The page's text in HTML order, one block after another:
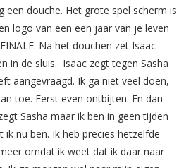
een douche. Het grote spel scherm is
logo van een een jaar van je leven
Na het douchen zet Isaac
in de sluis. Isaac zegt tegen Sasha
aangevraagd. Ik ga niet veel doen,
toe. Eerst even ontbijten. En dan
Sasha maar ik ben in geen tijden
ik nu ben. Ik heb precies hetzelfde
omdat ik weet dat ik daar naar